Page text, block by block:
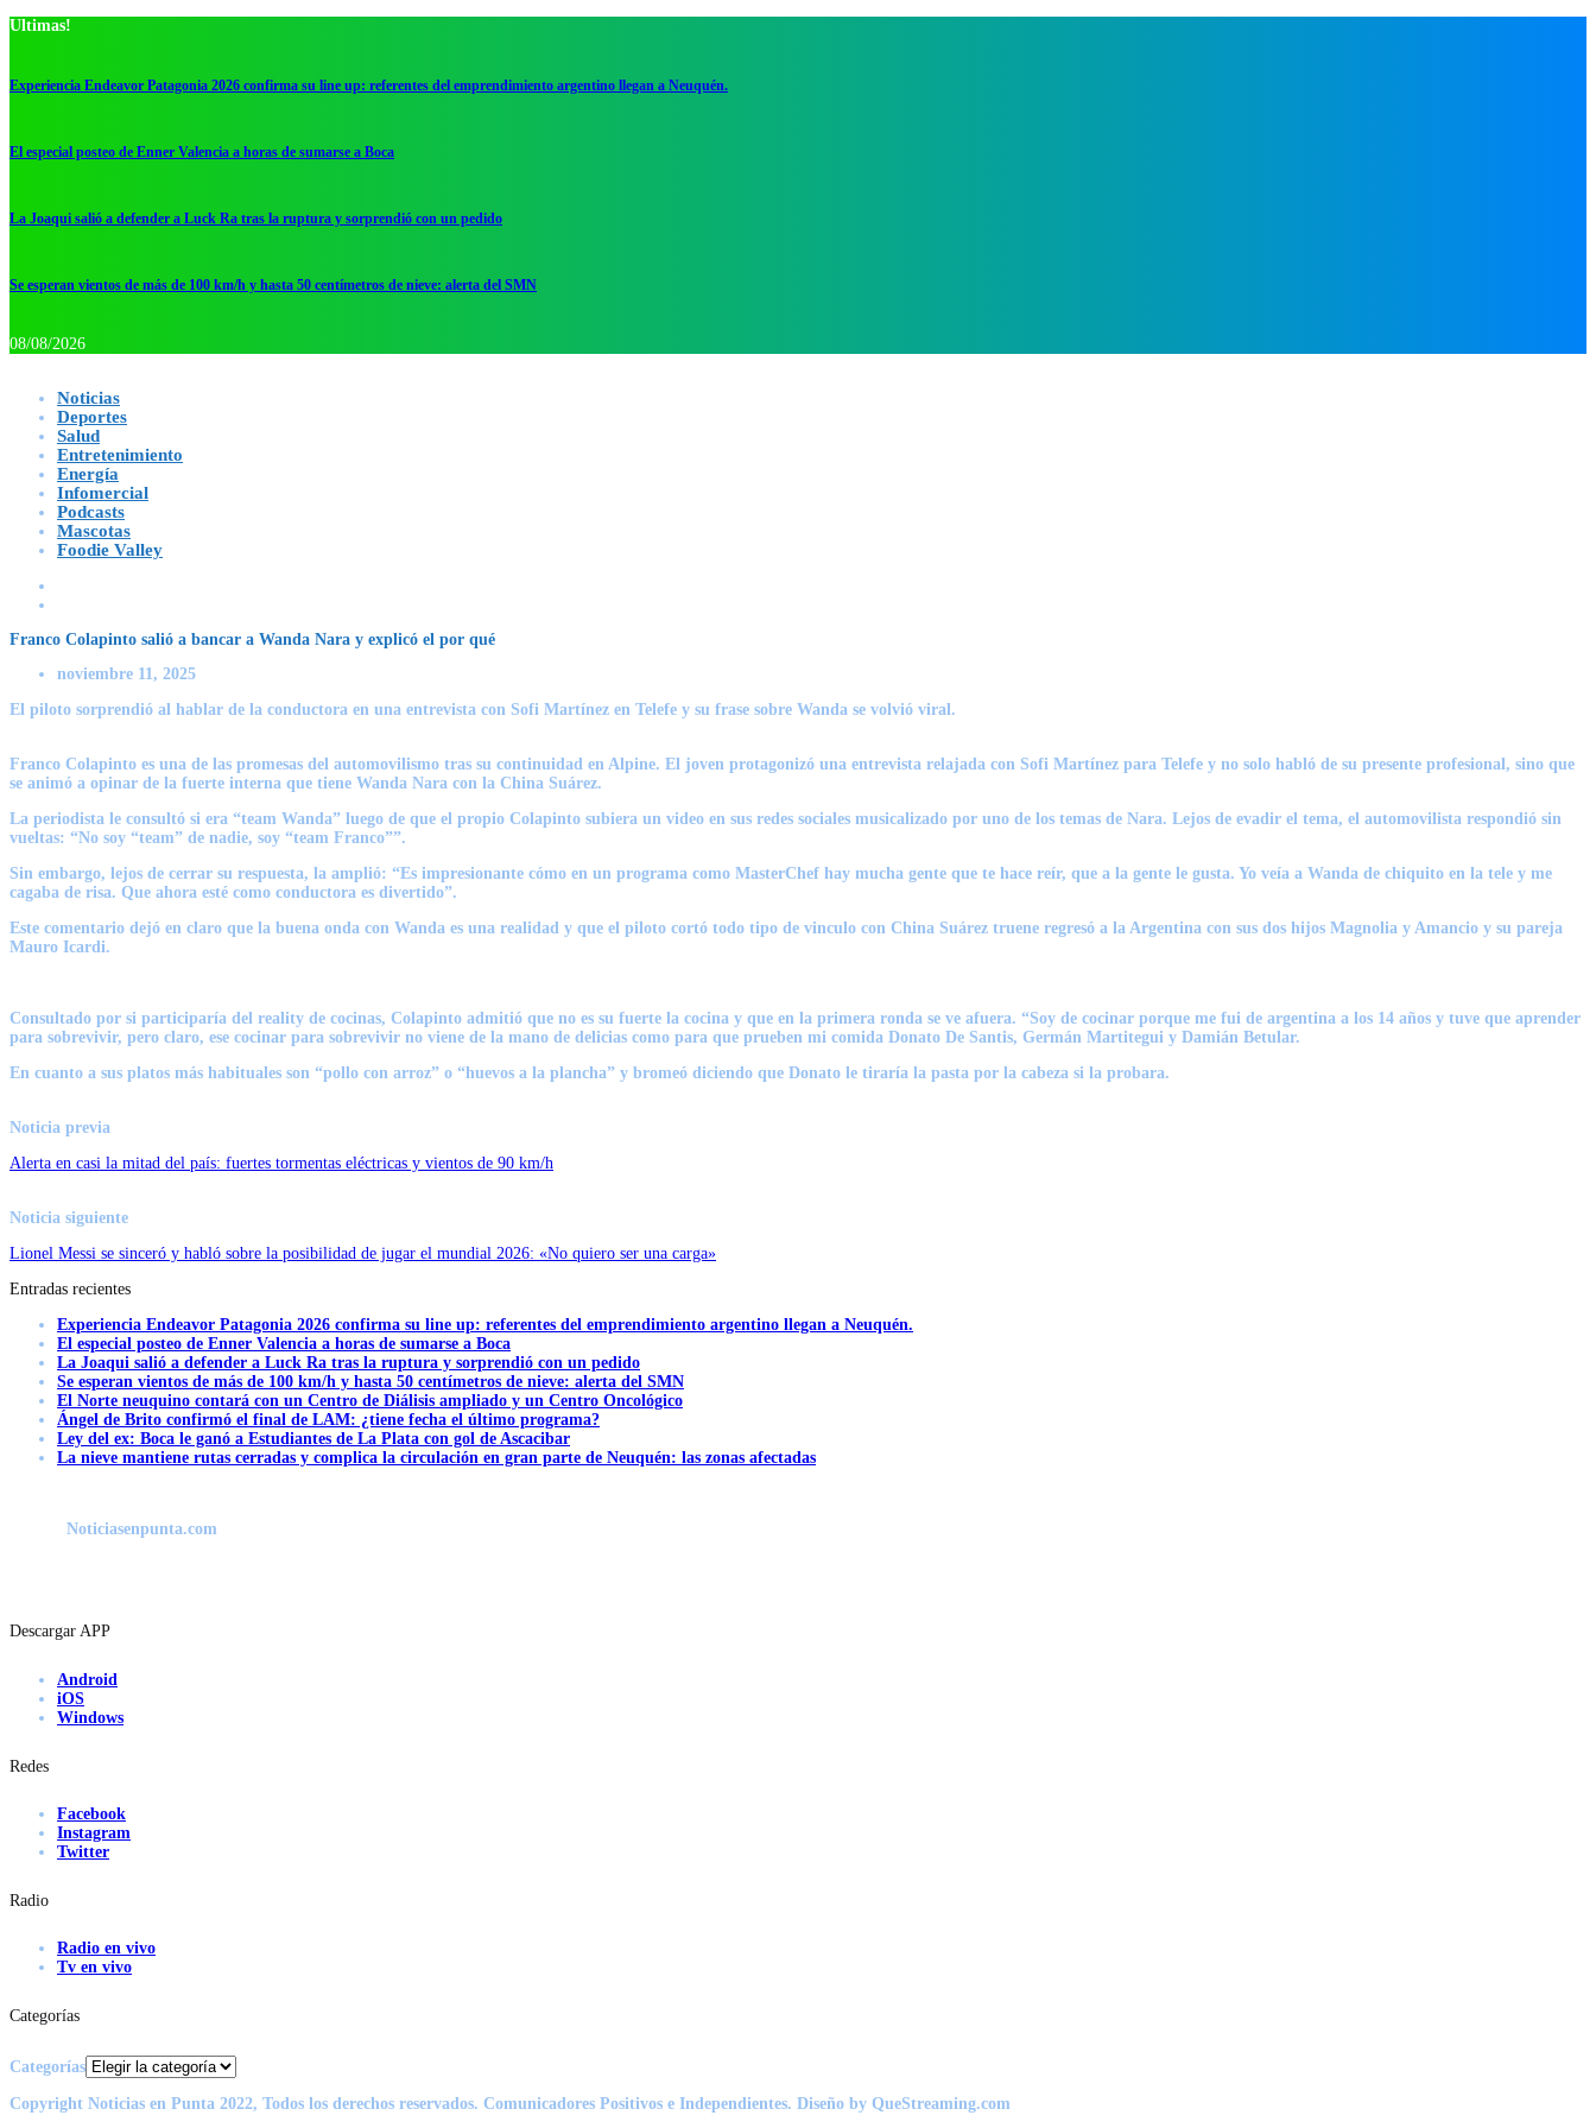
Ultimas!
Experiencia Endeavor Patagonia 2026 confirma su line up: referentes del emprendimiento argentino llegan a Neuquén.
El especial posteo de Enner Valencia a horas de sumarse a Boca
La Joaqui salió a defender a Luck Ra tras la ruptura y sorprendió con un pedido
Se esperan vientos de más de 100 km/h y hasta 50 centímetros de nieve: alerta del SMN
08/08/2026
Noticias
Deportes
Salud
Entretenimiento
Energía
Infomercial
Podcasts
Mascotas
Foodie Valley
Franco Colapinto salió a bancar a Wanda Nara y explicó el por qué
noviembre 11, 2025
El piloto sorprendió al hablar de la conductora en una entrevista con Sofi Martínez en Telefe y su frase sobre Wanda se volvió viral.
Franco Colapinto es una de las promesas del automovilismo tras su continuidad en Alpine. El joven protagonizó una entrevista relajada con Sofi Martínez para Telefe y no solo habló de su presente profesional, sino que
se animó a opinar de la fuerte interna que tiene Wanda Nara con la China Suárez.
La periodista le consultó si era “team Wanda” luego de que el propio Colapinto subiera un video en sus redes sociales musicalizado por uno de los temas de Nara. Lejos de evadir el tema, el automovilista respondió sin
vueltas: “No soy “team” de nadie, soy “team Franco””.
Sin embargo, lejos de cerrar su respuesta, la amplió: “Es impresionante cómo en un programa como MasterChef hay mucha gente que te hace reír, que a la gente le gusta. Yo veía a Wanda de chiquito en la tele y me
cagaba de risa. Que ahora esté como conductora es divertido”.
Este comentario dejó en claro que la buena onda con Wanda es una realidad y que el piloto cortó todo tipo de vinculo con China Suárez truene regresó a la Argentina con sus dos hijos Magnolia y Amancio y su pareja
Mauro Icardi.
Consultado por si participaría del reality de cocinas, Colapinto admitió que no es su fuerte la cocina y que en la primera ronda se ve afuera. “Soy de cocinar porque me fui de argentina a los 14 años y tuve que aprender
para sobrevivir, pero claro, ese cocinar para sobrevivir no viene de la mano de delicias como para que prueben mi comida Donato De Santis, Germán Martitegui y Damián Betular.
En cuanto a sus platos más habituales son “pollo con arroz” o “huevos a la plancha” y bromeó diciendo que Donato le tiraría la pasta por la cabeza si la probara.
Noticia previa
Alerta en casi la mitad del país: fuertes tormentas eléctricas y vientos de 90 km/h
Noticia siguiente
Lionel Messi se sinceró y habló sobre la posibilidad de jugar el mundial 2026: «No quiero ser una carga»
Entradas recientes
Experiencia Endeavor Patagonia 2026 confirma su line up: referentes del emprendimiento argentino llegan a Neuquén.
El especial posteo de Enner Valencia a horas de sumarse a Boca
La Joaqui salió a defender a Luck Ra tras la ruptura y sorprendió con un pedido
Se esperan vientos de más de 100 km/h y hasta 50 centímetros de nieve: alerta del SMN
El Norte neuquino contará con un Centro de Diálisis ampliado y un Centro Oncológico
Ángel de Brito confirmó el final de LAM: ¿tiene fecha el último programa?
Ley del ex: Boca le ganó a Estudiantes de La Plata con gol de Ascacibar
La nieve mantiene rutas cerradas y complica la circulación en gran parte de Neuquén: las zonas afectadas
Noticiasenpunta.com
Descargar APP
Android
iOS
Windows
Redes
Facebook
Instagram
Twitter
Radio
Radio en vivo
Tv en vivo
Categorías
Categorías
Copyright Noticias en Punta 2022, Todos los derechos reservados. Comunicadores Positivos e Independientes. Diseño by QueStreaming.com